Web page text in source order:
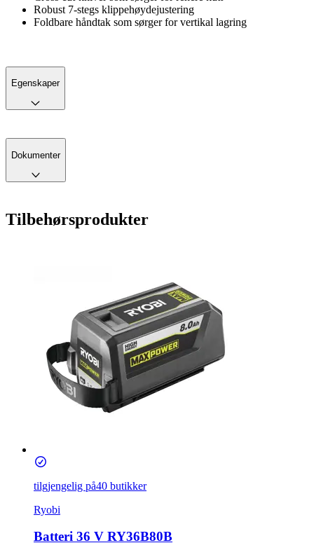
Robust 7-stegs klippehøydejustering
Foldbare håndtak som sørger for vertikal lagring
Egenskaper
Dokumenter
Tilbehørsprodukter
tilgjengelig på40 butikker
Ryobi
Batteri 36 V RY36B80B